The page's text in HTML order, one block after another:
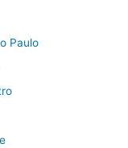
Paulo